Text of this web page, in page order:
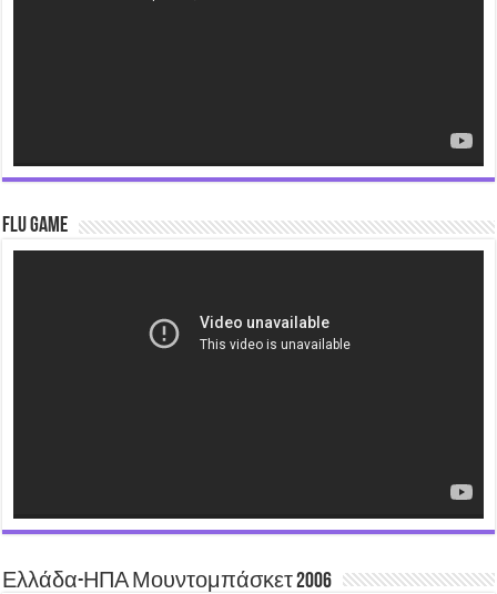
Flu Game
Ελλάδα-ΗΠΑ Μουντομπάσκετ 2006